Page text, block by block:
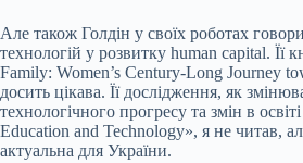
Але також Голдін у своїх роботах
технологій у розвитку human capital. Її
Family: Women’s Century-Long Journey
досить цікава. Її дослідження, як
технологічного прогресу та змін в
Education and Technology», я не читав,
актуальна для України.